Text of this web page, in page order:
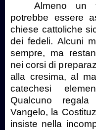
Almeno un
potrebbe essere
chiese cattoliche
dei fedeli. Alcuni
sempre, ma
nei corsi di
alla cresima, al
catechesi
Qualcuno
Vangelo, la
insiste nella